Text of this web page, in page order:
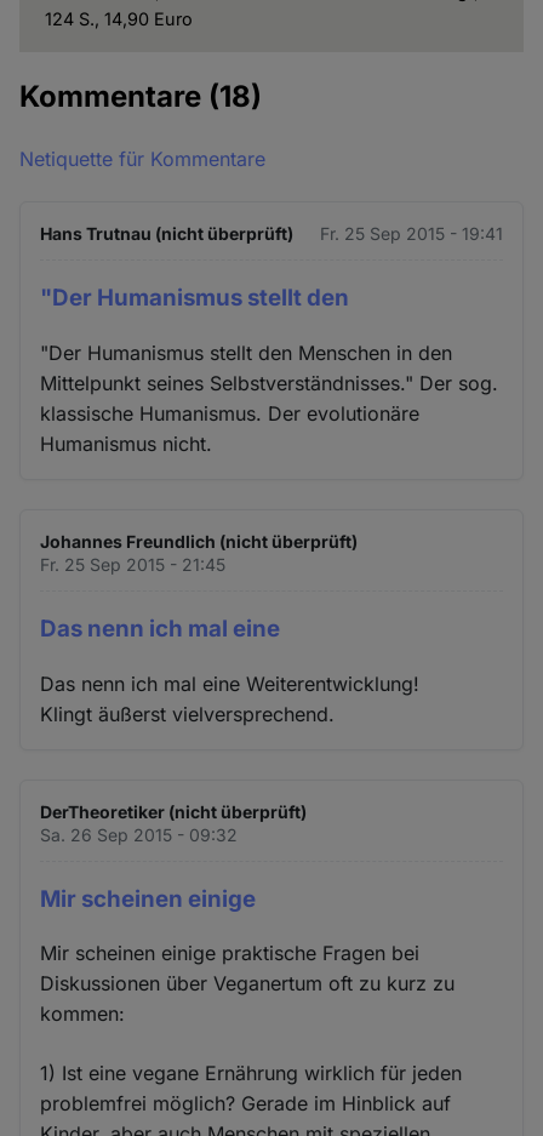
124 S., 14,90 Euro
Kommentare (18)
Netiquette für Kommentare
Hans Trutnau (nicht überprüft) Fr. 25 Sep 2015 - 19:41
"Der Humanismus stellt den
"Der Humanismus stellt den Menschen in den
Mittelpunkt seines Selbstverständnisses." Der sog.
klassische Humanismus. Der evolutionäre
Humanismus nicht.
Johannes Freundlich (nicht überprüft)
Fr. 25 Sep 2015 - 21:45
Das nenn ich mal eine
Das nenn ich mal eine Weiterentwicklung!
Klingt äußerst vielversprechend.
DerTheoretiker (nicht überprüft)
Sa. 26 Sep 2015 - 09:32
Mir scheinen einige
Mir scheinen einige praktische Fragen bei
Diskussionen über Veganertum oft zu kurz zu
kommen:
1) Ist eine vegane Ernährung wirklich für jeden
problemfrei möglich? Gerade im Hinblick auf